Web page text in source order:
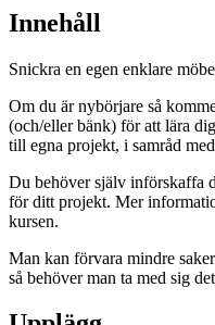
Innehåll
Snickra en egen enklare
Om du är nybörjare så
(och/eller bänk) för att lära
till egna projekt, i samråd
Du behöver själv införskaffa
för ditt projekt. Mer
kursen.
Man kan förvara mindre
så behöver man ta med sig